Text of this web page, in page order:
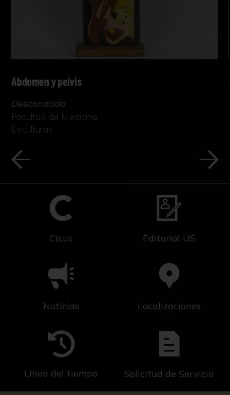
Abdomen y pelvis
Desconocido
Facultad de Medicina
Esculturas
Cicus Editorial US
Noticias Localizaciones
Línea del tiempo Solicitud de Servicio